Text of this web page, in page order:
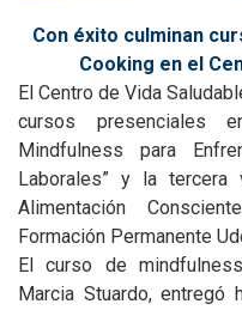
Con éxito culminan
Cooking en el
El Centro de Vida
cursos presenciales
Mindfulness para
Laborales” y la tercera
Alimentación
Formación Permanente
El curso de
Marcia Stuardo, entregó